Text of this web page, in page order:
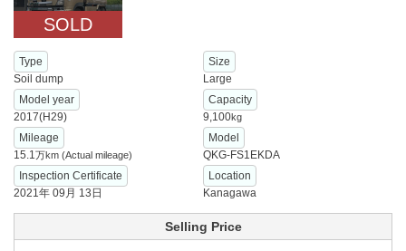
SOLD
Type
Soil dump
Size
Large
Model year
2017(H29)
Capacity
9,100kg
Mileage
15.1万km (Actual mileage)
Model
QKG-FS1EKDA
Inspection Certificate
2021年 09月 13日
Location
Kanagawa
Selling Price